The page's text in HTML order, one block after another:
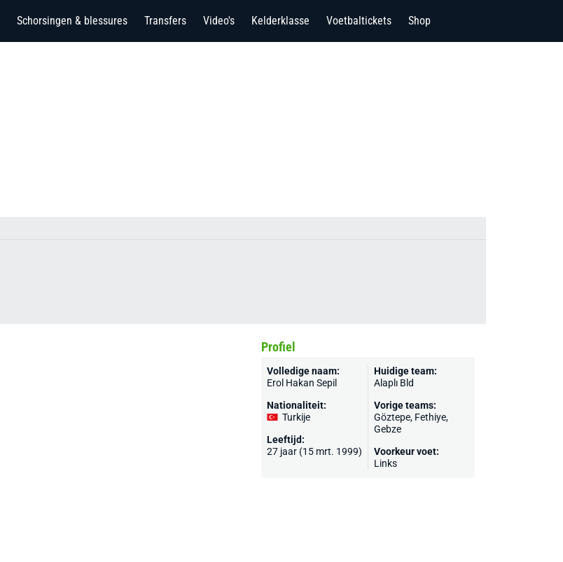
Schorsingen & blessures Transfers Video's Kelderklasse Voetbaltickets Shop
Profiel
Volledige naam:
Erol Hakan Sepil
Nationaliteit:
Turkije
Leeftijd:
27 jaar (15 mrt. 1999)
Huidige team:
Alaplı Bld
Vorige teams:
Göztepe, Fethiye,
Gebze
Voorkeur voet:
Links